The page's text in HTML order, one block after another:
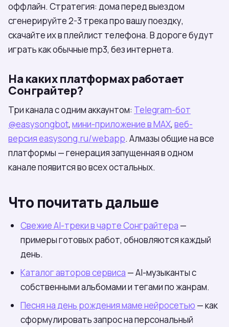
оффлайн. Стратегия: дома перед выездом
сгенерируйте 2-3 трека про вашу поездку,
скачайте их в плейлист телефона. В дороге будут
играть как обычные mp3, без интернета.
На каких платформах работает
Сонграйтер?
Три канала с одним аккаунтом: Telegram-бот
@easysongbot, мини-приложение в МАХ, веб-
версия easysong.ru/webapp. Алмазы общие на все
платформы — генерация запущенная в одном
канале появится во всех остальных.
Что почитать дальше
Свежие AI-треки в чарте Сонграйтера —
примеры готовых работ, обновляются каждый
день.
Каталог авторов сервиса — AI-музыканты с
собственными альбомами и тегами по жанрам.
Песня на день рождения маме нейросетью — как
сформулировать запрос на персональный